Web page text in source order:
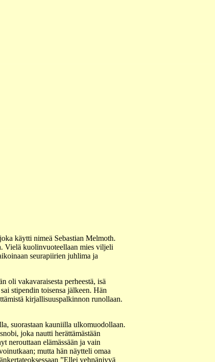
käytti nimeä Sebastian Melmoth.
Vielä kuolinvuoteellaan mies viljeli
seurapiirien juhlima ja
oli vakavaraisesta perheestä, isä
stipendin toisensa jälkeen. Hän
kirjallisuuspalkinnon runollaan.
suorastaan kauniilla ulkomuodollaan.
joka nautti herättämästään
nerouttaan elämässään ja vain
mutta hän näytteli omaa
”Ellei vehnänjyvä